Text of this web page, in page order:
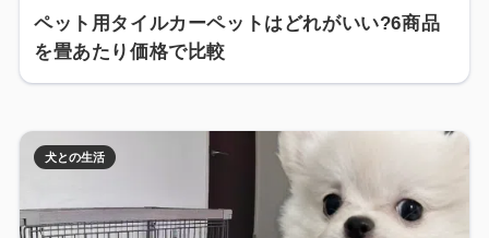
ペット用タイルカーペットはどれがいい?6商品
を畳あたり価格で比較
犬との生活